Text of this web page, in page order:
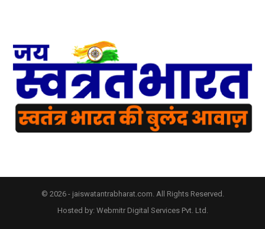
© 2026 - jaiswatantrabharat.com. All Rights Reserved.
Hosted by: Webmitr Digital Services Pvt. Ltd.